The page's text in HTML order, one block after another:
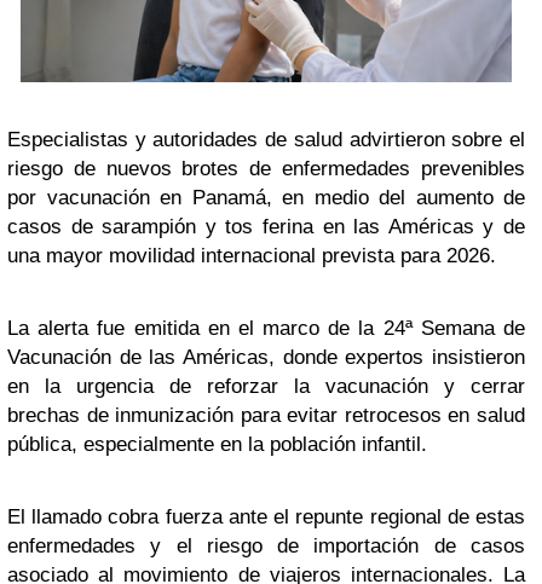
Especialistas y autoridades de salud advirtieron sobre el
riesgo de nuevos brotes de enfermedades prevenibles
por vacunación en Panamá, en medio del aumento de
casos de sarampión y tos ferina en las Américas y de
una mayor movilidad internacional prevista para 2026.
La alerta fue emitida en el marco de la 24ª Semana de
Vacunación de las Américas, donde expertos insistieron
en la urgencia de reforzar la vacunación y cerrar
brechas de inmunización para evitar retrocesos en salud
pública, especialmente en la población infantil.
El llamado cobra fuerza ante el repunte regional de estas
enfermedades y el riesgo de importación de casos
asociado al movimiento de viajeros internacionales. La